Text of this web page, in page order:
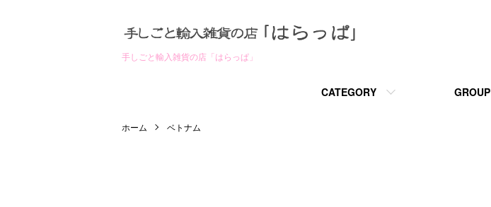
手しごと輸入雑貨の店「はらっぱ」
CATEGORY GROUP
ホーム ベトナム